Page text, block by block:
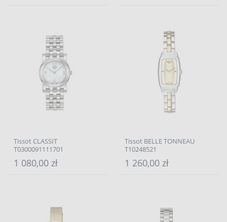
Tissot CLASSIT
T0300091111701
1 080,00 zł
Tissot BELLE TONNEAU
T10248521
1 260,00 zł